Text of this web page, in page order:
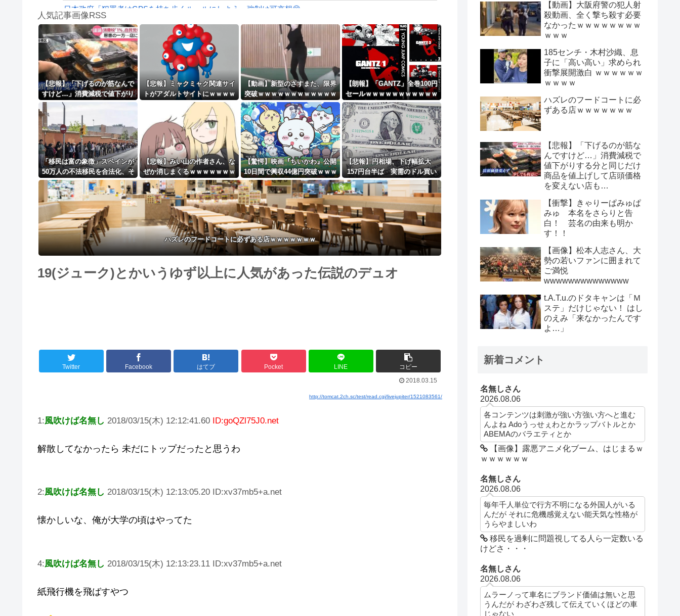
Powered by livedoor 相互RSS
日本政府「犯罪者はGPSを持ち歩くルールにしよう。強制は可哀想🥺」
【かっけぇ…】あのまとめ管理人が“世の中お金じゃない”に共感‥‥「お金で忖度ばか...
【動画】名古屋栄で不良外人が警察官を突き飛ばす。逮捕しろやｗｗｗ
8/4のニュース
日本旅行キャンセルすべきか…1万年ぶり史上最大級の火山の兆し＝韓国の反応
更新中止のお知らせ
海外「おめでとうタキ！」リヴァプール南野がバースデーゴール！！
Powered by livedoor 相互RSS
人気記事画像RSS
【悲報】「下げるのが筋なんで
すけど…」消費減税で値下がり
する分と同じだけ商品を値上げ
して店頭価格を変えない店も…
【悲報】ミャクミャク関連サイ
トがアダルトサイトにｗｗｗｗ
ｗｗｗｗｗｗｗ
【動画】新型のさすまた、限界
突破ｗｗｗｗｗｗｗｗｗｗｗｗ
ｗ
【朗報】「GANTZ」全巻100円
セールｗｗｗｗｗｗｗｗｗｗｗ
ｗｗｗｗｗｗ
「移民は富の象徴」スペインが
50万人の不法移民を合法化、そ
の狙いと日本への教訓と [蚤の
市★]
【悲報】みい山の作者さん、な
ぜか消しまくるｗｗｗｗｗｗｗ
ｗｗｗｗｗｗｗｗ
【驚愕】映画『ちいかわ』公開
10日間で興収44億円突破ｗｗｗ
ｗｗｗｗｗｗｗ
【悲報】円相場、下げ幅拡大
157円台半ば 実需のドル買い
観測
ハズレのフードコートに必ずある店ｗｗｗｗｗｗｗ
19(ジューク)とかいうゆず以上に人気があった伝説のデュオ
Twitter Facebook はてブ Pocket LINE
コピー
2018.03.15
http://tomcat.2ch.sc/test/read.cgi/livejupiter/1521083561/
1:風吹けば名無し 2018/03/15(木) 12:12:41.60 ID:goQZl75J0.net
解散してなかったら 未だにトップだったと思うわ
2:風吹けば名無し 2018/03/15(木) 12:13:05.20 ID:xv37mb5+a.net
懐かしいな、俺が大学の頃はやってた
4:風吹けば名無し 2018/03/15(木) 12:13:23.11 ID:xv37mb5+a.net
紙飛行機を飛ばすやつ
【動画】大阪府警の犯人射
殺動画、全く撃ち殺す必要
なかったｗｗｗｗｗｗｗｗ
ｗｗｗ
185センチ・木村沙織、息
子に「高い高い」求められ
衝撃展開激白 ｗｗｗｗｗｗ
ｗｗｗｗ
ハズレのフードコートに必
ずある店ｗｗｗｗｗｗｗ
【悲報】「下げるのが筋な
んですけど…」消費減税で
値下がりする分と同じだけ
商品を値上げして店頭価格
を変えない店も…
【衝撃】きゃりーぱみゅぱ
みゅ 本名をさらりと告
白！ 芸名の由来も明か
す！！
【画像】松本人志さん、大
勢の若いファンに囲まれて
ご満悦
wwwwwwwwwwwwww
t.A.T.u.のドタキャンは「Ｍ
ステ」だけじゃない！ はし
のえみ「来なかったんです
よ…」
新着コメント
名無しさん
2026.08.06
各コンテンツは刺激が強い方強い方へと進む
んよね Adoうっせぇわとかラップバトルとか
ABEMAのバラエティとか
【画像】露悪アニメ化ブーム、はじまるｗ
ｗｗｗｗｗｗ
名無しさん
2026.08.06
毎年千人単位で行方不明になる外国人がいる
んだが それに危機感覚えない能天気な性格が
うらやましいわ
移民を過剰に問題視してる人ら一定数いる
けどさ・・・
名無しさん
2026.08.06
ムラーノって車名にブランド価値は無いと思
うんだが わざわざ残して伝えていくほどの車
じゃない